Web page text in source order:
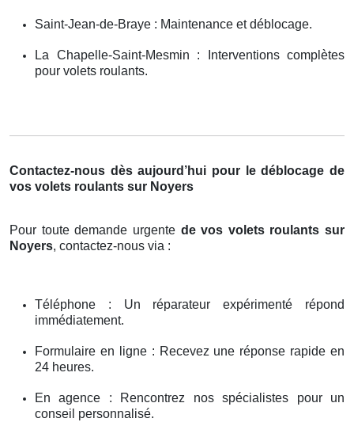
Saint-Jean-de-Braye : Maintenance et déblocage.
La Chapelle-Saint-Mesmin : Interventions complètes
pour volets roulants.
Contactez-nous dès aujourd’hui pour le déblocage de
vos volets roulants sur Noyers
Pour toute demande urgente de vos volets roulants sur
Noyers, contactez-nous via :
Téléphone : Un réparateur expérimenté répond
immédiatement.
Formulaire en ligne : Recevez une réponse rapide en
24 heures.
En agence : Rencontrez nos spécialistes pour un
conseil personnalisé.